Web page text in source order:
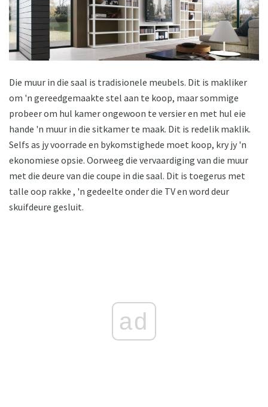
Die muur in die saal is tradisionele meubels. Dit is makliker
om 'n gereedgemaakte stel aan te koop, maar sommige
probeer om hul kamer ongewoon te versier en met hul eie
hande 'n muur in die sitkamer te maak. Dit is redelik maklik.
Selfs as jy voorrade en bykomstighede moet koop, kry jy 'n
ekonomiese opsie. Oorweeg die vervaardiging van die muur
met die deure van die coupe in die saal. Dit is toegerus met
talle oop rakke , 'n gedeelte onder die TV en word deur
skuifdeure gesluit.
ad